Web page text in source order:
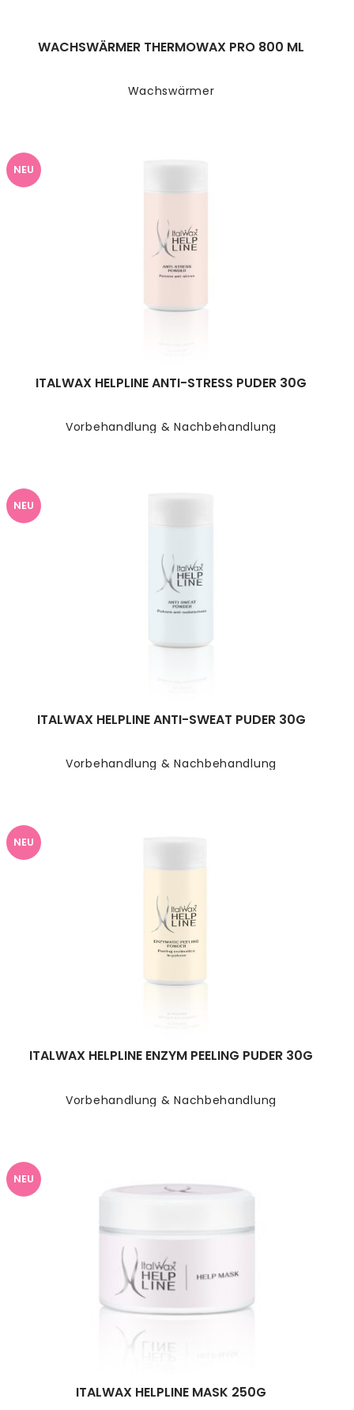
Wachswärmer
WACHSWÄRMER THERMOWAX PRO 800 ML
NEU
Vorbehandlung & Nachbehandlung
ITALWAX HELPLINE ANTI-STRESS PUDER 30G
NEU
Vorbehandlung & Nachbehandlung
ITALWAX HELPLINE ANTI-SWEAT PUDER 30G
NEU
Vorbehandlung & Nachbehandlung
ITALWAX HELPLINE ENZYM PEELING PUDER 30G
NEU
ITALWAX HELPLINE MASK 250G